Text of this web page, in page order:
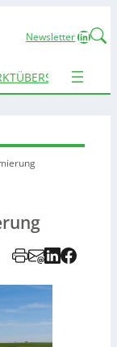
Newsletter